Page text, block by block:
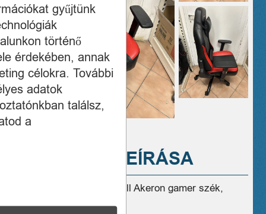
A TERMÉK LEÍRÁSA
Eladó jó állapotú Newskill Akeron gamer szék,
gyűjtünk
történő
érdekében, annak
célokra. További
adatok
találsz,
a